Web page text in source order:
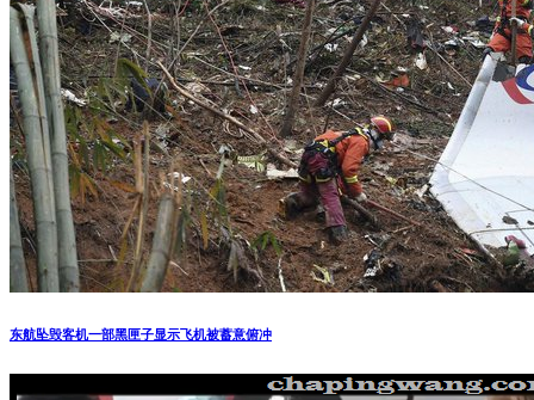
东航坠毁客机一部黑匣子显示飞机被蓄意俯冲